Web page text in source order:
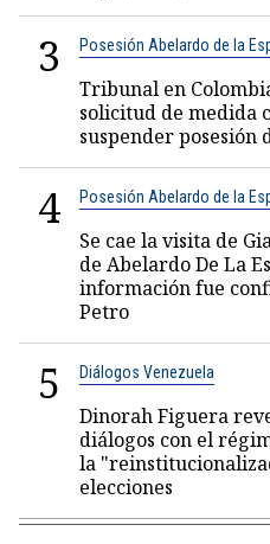
3 Posesión Abelardo de la
Tribunal en
solicitud de medida
suspender posesión
4 Posesión Abelardo de la
Se cae la visita de
de Abelardo De La
información fue
Petro
5 Diálogos Venezuela
Dinorah Figuera
diálogos con el
la
elecciones